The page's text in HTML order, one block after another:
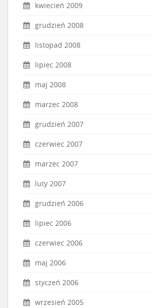
kwiecień 2009
grudzień 2008
listopad 2008
lipiec 2008
maj 2008
marzec 2008
grudzień 2007
czerwiec 2007
marzec 2007
luty 2007
grudzień 2006
lipiec 2006
czerwiec 2006
maj 2006
styczeń 2006
wrzesień 2005